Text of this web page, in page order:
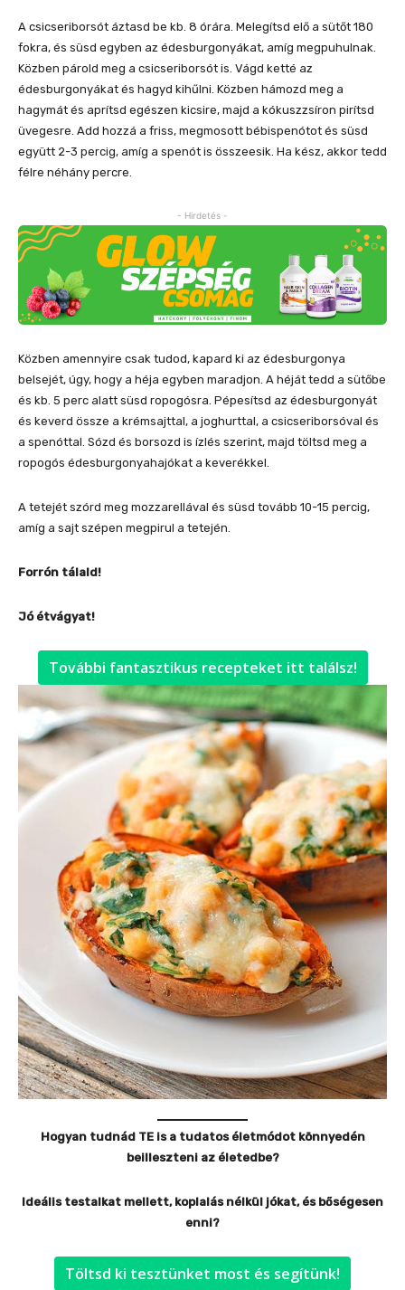
A csicseriborsót áztasd be kb. 8 órára. Melegítsd elő a sütőt 180
fokra, és süsd egyben az édesburgonyákat, amíg megpuhulnak.
Közben párold meg a csicseriborsót is. Vágd ketté az
édesburgonyákat és hagyd kihűlni. Közben hámozd meg a
hagymát és aprítsd egészen kicsire, majd a kókuszzsíron pirítsd
üvegesre. Add hozzá a friss, megmosott bébispenótot és süsd
együtt 2-3 percig, amíg a spenót is összeesik. Ha kész, akkor tedd
félre néhány percre.
- Hirdetés -
Közben amennyire csak tudod, kapard ki az édesburgonya
belsejét, úgy, hogy a héja egyben maradjon. A héját tedd a sütőbe
és kb. 5 perc alatt süsd ropogósra. Pépesítsd az édesburgonyát
és keverd össze a krémsajttal, a joghurttal, a csicseriborsóval és
a spenóttal. Sózd és borsozd is ízlés szerint, majd töltsd meg a
ropogós édesburgonyahajókat a keverékkel.
A tetejét szórd meg mozzarellával és süsd tovább 10-15 percig,
amíg a sajt szépen megpirul a tetején.
Forrón tálald!
Jó étvágyat!
További fantasztikus recepteket itt találsz!
Hogyan tudnád TE is a tudatos életmódot könnyedén
beilleszteni az életedbe?
Ideális testalkat mellett, koplalás nélkül jókat, és bőségesen
enni?
Töltsd ki tesztünket most és segítünk!